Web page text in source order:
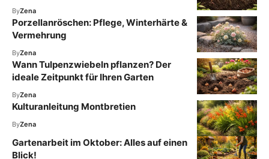
ByZena
Porzellanröschen: Pflege, Winterhärte &
Vermehrung
ByZena
Wann Tulpenzwiebeln pflanzen? Der
ideale Zeitpunkt für Ihren Garten
ByZena
Kulturanleitung Montbretien
ByZena
Gartenarbeit im Oktober: Alles auf einen
Blick!